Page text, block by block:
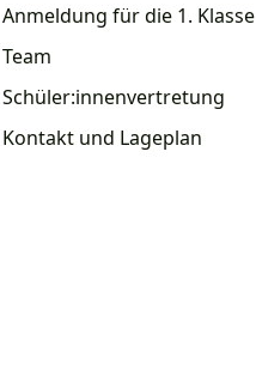
Anmeldung für die 1. Klasse
Team
Schüler:innenvertretung
Kontakt und Lageplan